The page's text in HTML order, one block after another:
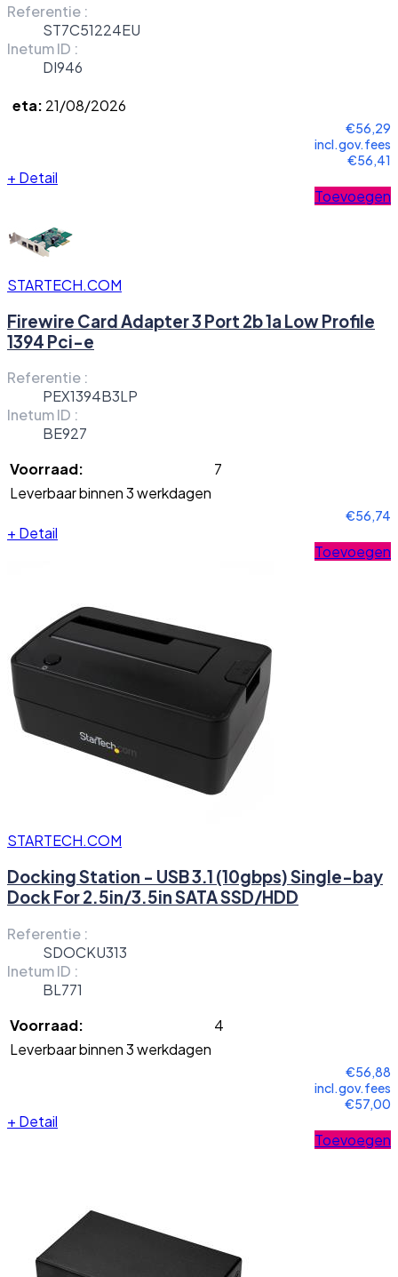
Referentie :
ST7C51224EU
Inetum ID :
DI946
eta: 21/08/2026
€56,29
incl.gov.fees
€56,41
+ Detail
Toevoegen
STARTECH.COM
Firewire Card Adapter 3 Port 2b 1a Low Profile
1394 Pci-e
Referentie :
PEX1394B3LP
Inetum ID :
BE927
Voorraad:
7
Leverbaar binnen 3 werkdagen
€56,74
+ Detail
Toevoegen
STARTECH.COM
Docking Station - USB 3.1 (10gbps) Single-bay
Dock For 2.5in/3.5in SATA SSD/HDD
Referentie :
SDOCKU313
Inetum ID :
BL771
Voorraad:
4
Leverbaar binnen 3 werkdagen
€56,88
incl.gov.fees
€57,00
+ Detail
Toevoegen